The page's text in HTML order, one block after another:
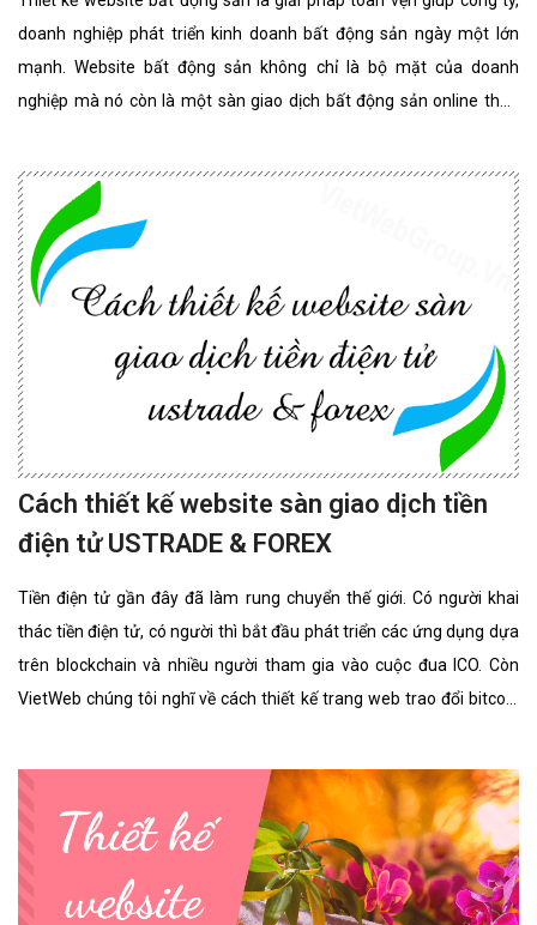
doanh nghiệp phát triển kinh doanh bất động sản ngày một lớn
mạnh. Website bất động sản không chỉ là bộ mặt của doanh
nghiệp mà nó còn là một sàn giao dịch bất động sản online thân
Cách thiết kế website sàn giao dịch tiền
điện tử USTRADE & FOREX
Tiền điện tử gần đây đã làm rung chuyển thế giới. Có người khai
thác tiền điện tử, có người thì bắt đầu phát triển các ứng dụng dựa
trên blockchain và nhiều người tham gia vào cuộc đua ICO. Còn
VietWeb chúng tôi nghĩ về cách thiết kế trang web trao đổi bitcoin